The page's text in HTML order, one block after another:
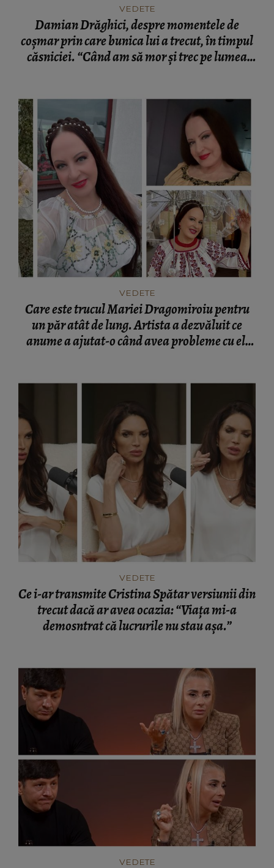
VEDETE
Damian Drăghici, despre momentele de
coșmar prin care bunica lui a trecut, în timpul
căsniciei. “Când am să mor și trec pe lumea
VEDETE
Care este trucul Mariei Dragomiroiu pentru
un păr atât de lung. Artista a dezvăluit ce
anume a ajutat-o când avea probleme cu el:
VEDETE
Ce i-ar transmite Cristina Spătar versiunii din
trecut dacă ar avea ocazia: “Viața mi-a
demosntrat că lucrurile nu stau așa.”
VEDETE